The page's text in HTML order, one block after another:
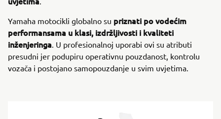
Yamaha motocikli globalno su priznati po vodećim
performansama u klasi, izdržljivosti i kvaliteti
inženjeringa. U profesionalnoj uporabi ovi su atributi
presudni jer podupiru operativnu pouzdanost, kontrolu
vozača i postojano samopouzdanje u svim uvjetima.